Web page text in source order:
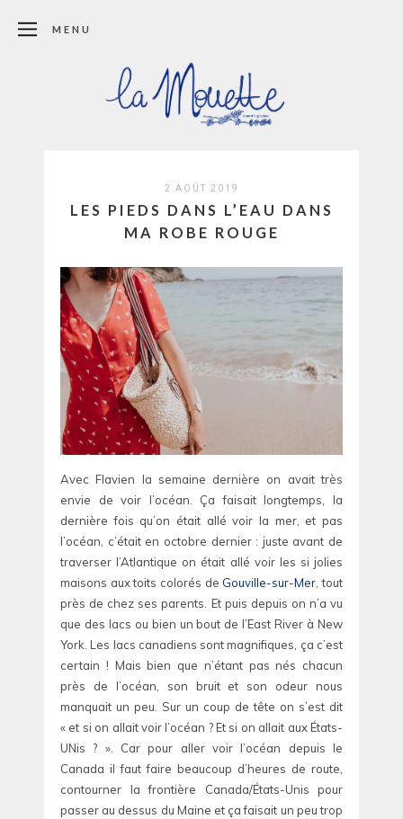
MENU
2 AOÛT 2019
LES PIEDS DANS L’EAU DANS
MA ROBE ROUGE
Avec Flavien la semaine dernière on avait très
envie de voir l’océan. Ça faisait longtemps, la
dernière fois qu’on était allé voir la mer, et pas
l’océan, c’était en octobre dernier : juste avant de
traverser l’Atlantique on était allé voir les si jolies
maisons aux toits colorés de Gouville-sur-Mer , tout
près de chez ses parents. Et puis depuis on n’a vu
que des lacs ou bien un bout de l’East River à New
York. Les lacs canadiens sont magnifiques, ça c’est
certain ! Mais bien que n’étant pas nés chacun
près de l’océan, son bruit et son odeur nous
manquait un peu. Sur un coup de tête on s’est dit
« et si on allait voir l’océan ? Et si on allait aux États-
UNis ? ». Car pour aller voir l’océan depuis le
Canada il faut faire beaucoup d’heures de route,
contourner la frontière Canada/États-Unis pour
passer au dessus du Maine et ça faisait un peu trop